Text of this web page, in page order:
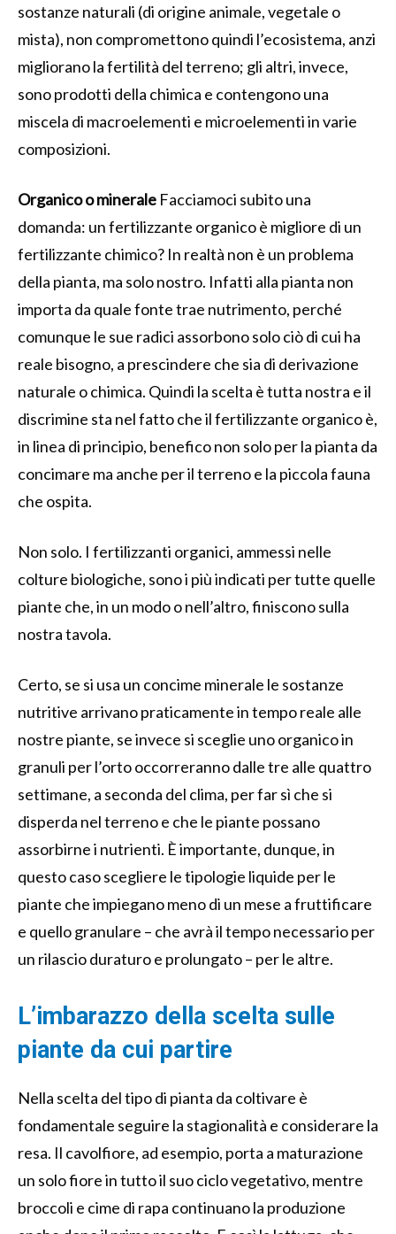
sostanze naturali (di origine animale, vegetale o
mista), non compromettono quindi l’ecosistema, anzi
migliorano la fertilità del terreno; gli altri, invece,
sono prodotti della chimica e contengono una
miscela di macroelementi e microelementi in varie
composizioni.
Organico o minerale Facciamoci subito una
domanda: un fertilizzante organico è migliore di un
fertilizzante chimico? In realtà non è un problema
della pianta, ma solo nostro. Infatti alla pianta non
importa da quale fonte trae nutrimento, perché
comunque le sue radici assorbono solo ciò di cui ha
reale bisogno, a prescindere che sia di derivazione
naturale o chimica. Quindi la scelta è tutta nostra e il
discrimine sta nel fatto che il fertilizzante organico è,
in linea di principio, benefico non solo per la pianta da
concimare ma anche per il terreno e la piccola fauna
che ospita.
Non solo. I fertilizzanti organici, ammessi nelle
colture biologiche, sono i più indicati per tutte quelle
piante che, in un modo o nell’altro, finiscono sulla
nostra tavola.
Certo, se si usa un concime minerale le sostanze
nutritive arrivano praticamente in tempo reale alle
nostre piante, se invece si sceglie uno organico in
granuli per l’orto occorreranno dalle tre alle quattro
settimane, a seconda del clima, per far sì che si
disperda nel terreno e che le piante possano
assorbirne i nutrienti. È importante, dunque, in
questo caso scegliere le tipologie liquide per le
piante che impiegano meno di un mese a fruttificare
e quello granulare – che avrà il tempo necessario per
un rilascio duraturo e prolungato – per le altre.
L’imbarazzo della scelta sulle
piante da cui partire
Nella scelta del tipo di pianta da coltivare è
fondamentale seguire la stagionalità e considerare la
resa. Il cavolfiore, ad esempio, porta a maturazione
un solo fiore in tutto il suo ciclo vegetativo, mentre
broccoli e cime di rapa continuano la produzione